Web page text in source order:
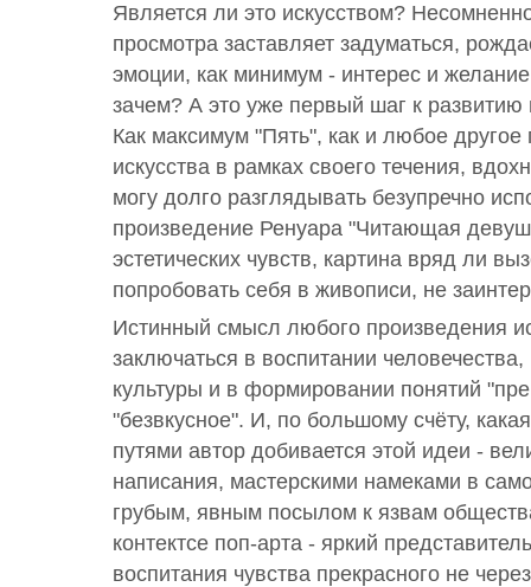
Является ли это искусством?
просмотра заставляет задуматься,
эмоции, как минимум - интерес и желание
зачем? А это уже первый шаг к
Как максимум "Пять", как и любое другое
искусства в рамках своего течения,
могу долго разглядывать безупречно
произведение Ренуара "Читающая
эстетических чувств, картина вряд ли
попробовать себя в живописи, не
Истинный смысл любого произведения
заключаться в воспитании
культуры и в формировании понятий
"безвкусное". И, по большому счёту,
путями автор добивается этой идеи -
написания, мастерскими намеками в
грубым, явным посылом к язвам
контектсе поп-арта - яркий
воспитания чувства прекрасного не